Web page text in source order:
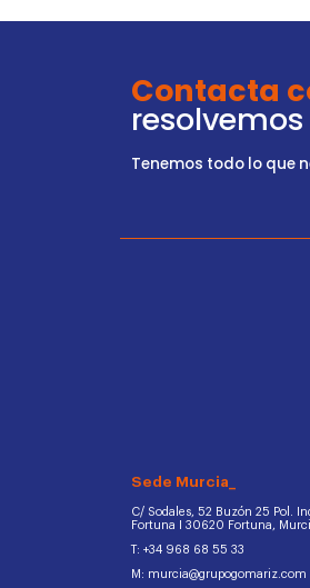
Contacta
Tenemos todo lo que
Sede Murcia_
C/ Sodales, 52 Buzón 25 Pol.
Fortuna I 30620 Fortuna,
T: +34 968 68 55 33
M: murcia@grupogomariz.com